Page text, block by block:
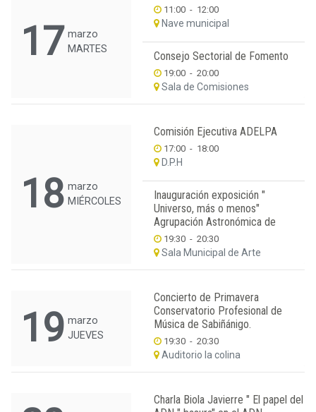
17 marzo
MARTES
11:00 - 12:00
Nave municipal
Consejo Sectorial de Fomento
19:00 - 20:00
Sala de Comisiones
18 marzo
MIÉRCOLES
Comisión Ejecutiva ADELPA
17:00 - 18:00
D.P.H
Inauguración exposición "
Universo, más o menos"
Agrupación Astronómica de
19:30 - 20:30
Sala Municipal de Arte
19 marzo
JUEVES
Concierto de Primavera
Conservatorio Profesional de
Música de Sabiñánigo.
19:30 - 20:30
Auditorio la colina
Charla Biola Javierre " El papel del